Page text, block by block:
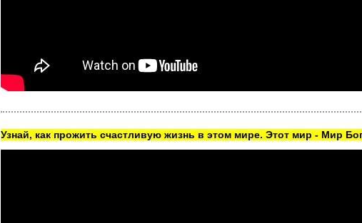
Узнай, как прожить счастливую жизнь в этом мире. Этот мир - Мир